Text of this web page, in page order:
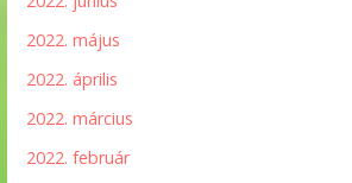
2022. május
2022. április
2022. március
2022. február